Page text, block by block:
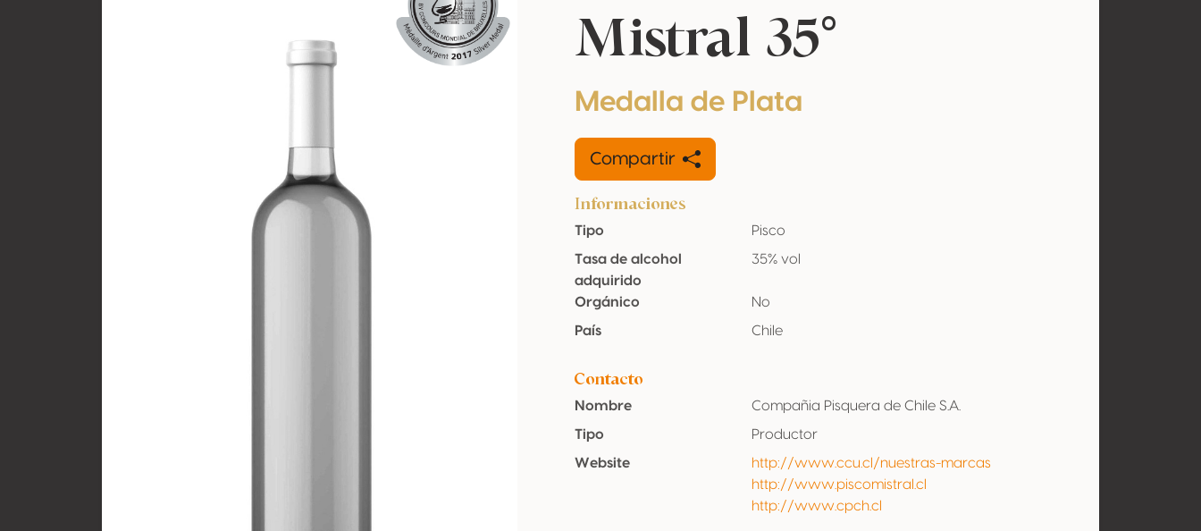
Mistral 35°
Medalla de Plata
Compartir
Informaciones
Tipo
Pisco
Tasa de alcohol
adquirido
35% vol
Orgánico
No
País
Chile
Contacto
Nombre
Compañia Pisquera de Chile S.A.
Tipo
Productor
Website
http://www.ccu.cl/nuestras-marcas
http://www.piscomistral.cl
http://www.cpch.cl